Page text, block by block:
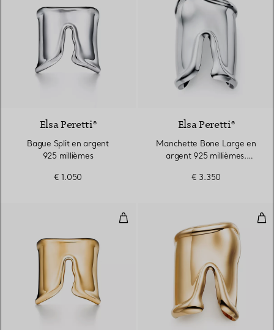
Elsa Peretti®
Bague Split en argent
925 millièmes
€ 1.050
Elsa Peretti®
Manchette Bone Large en
argent 925 millièmes.
€ 3.350
Bague Split en or jaune 18 carats
2 Matériaux